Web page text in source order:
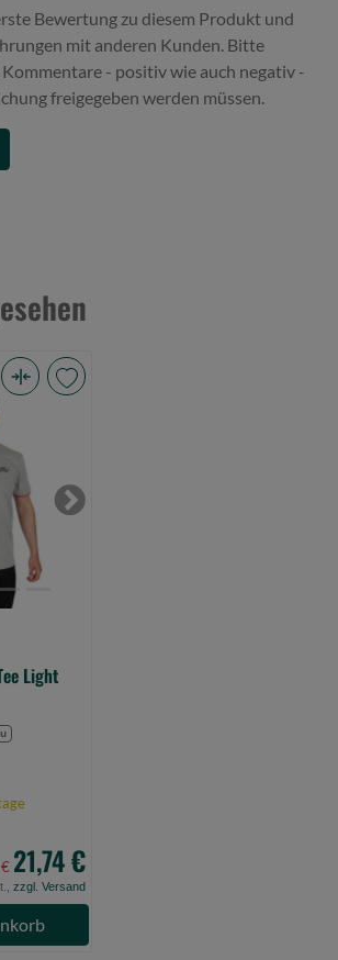
Bewertung zu diesem Produkt und
mit anderen Kunden. Bitte
Kommentare - positiv wie auch negativ -
freigegeben werden müssen.
Next
Light
21,74 €
zzgl. Versand